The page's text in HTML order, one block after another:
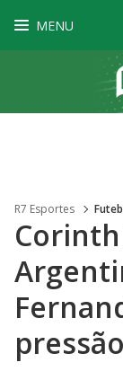
MENU
R7 Esportes